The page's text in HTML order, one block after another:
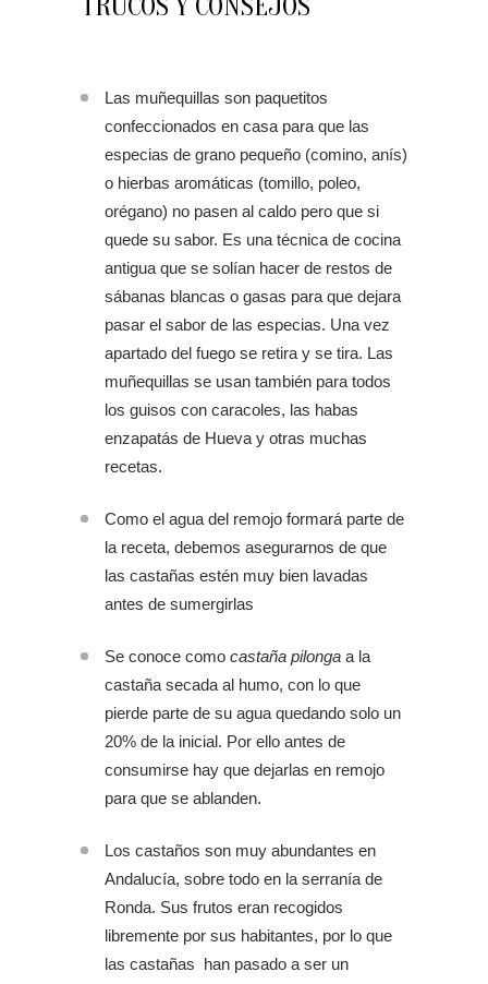
Las muñequillas son paquetitos
confeccionados en casa para que las
especias de grano pequeño (comino, anís)
o hierbas aromáticas (tomillo, poleo,
orégano) no pasen al caldo pero que si
quede su sabor. Es una técnica de cocina
antigua que se solían hacer de restos de
sábanas blancas o gasas para que dejara
pasar el sabor de las especias. Una vez
apartado del fuego se retira y se tira. Las
muñequillas se usan también para todos
los guisos con caracoles, las habas
enzapatás de Hueva y otras muchas
recetas.
Como el agua del remojo formará parte de
la receta, debemos asegurarnos de que
las castañas estén muy bien lavadas
antes de sumergirlas
Se conoce como castaña pilonga a la
castaña secada al humo, con lo que
pierde parte de su agua quedando solo un
20% de la inicial. Por ello antes de
consumirse hay que dejarlas en remojo
para que se ablanden.
Los castaños son muy abundantes en
Andalucía, sobre todo en la serranía de
Ronda. Sus frutos eran recogidos
libremente por sus habitantes, por lo que
las castañas han pasado a ser un